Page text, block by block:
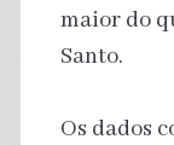
maior do
Santo.
Os dados